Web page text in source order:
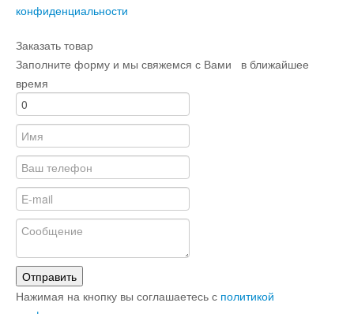
конфиденциальности
Заказать товар
Заполните форму и мы свяжемся с Вами в ближайшее
время
Отправить
Нажимая на кнопку вы соглашаетесь с политикой